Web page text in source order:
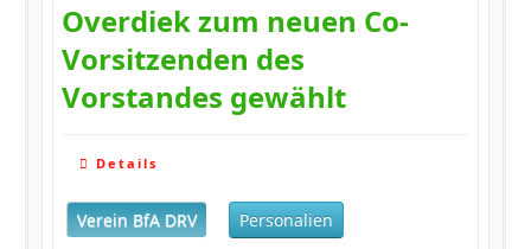
Overdiek zum neuen Co-
Vorsitzenden des
Vorstandes gewählt
Details
Verein BfA DRV Personalien